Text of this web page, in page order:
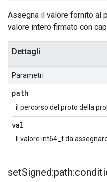
Assegna il valore fornito al
valore intero firmato con
Dettagli
Parametri
path
il percorso del proto della
val
Il valore int64_t da
set